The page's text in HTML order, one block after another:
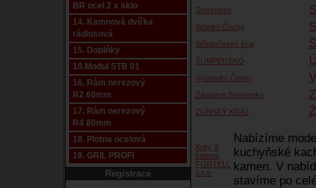
BR ocel 2 x sklo
14. Kamnová dvířka
rádiusová
15. Doplňky
10.Modul STB 01
16. Rám nerezový
R2 60mm
17. Rám nerezový
R4 80mm
18. Plotna ocelová
19. GRIL PROFI
Registrace
Slovensko
Střední Čechy
Středočeský kraj
ŠUMPERSKO
Východní Čechy
Západne Slovensko
ZLÍNSKÝ KRAJ
Krby &
kamna
FORTELL
s.r.o.
Nabízíme
kuchyňské
kamen. V
stavíme po